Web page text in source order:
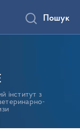
інститут з
Пошук